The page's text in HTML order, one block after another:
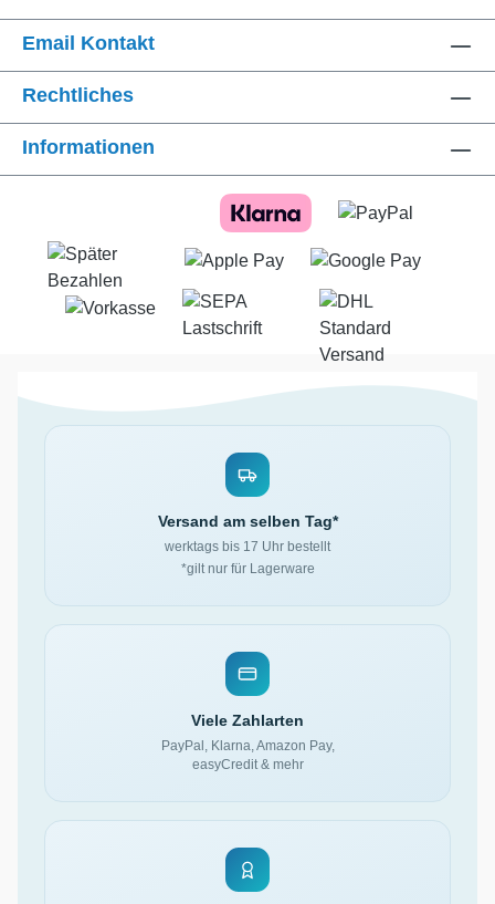
Email Kontakt
Rechtliches
Informationen
Versand am selben Tag*
werktags bis 17 Uhr bestellt
*gilt nur für Lagerware
Viele Zahlarten
PayPal, Klarna, Amazon Pay,
easyCredit & mehr